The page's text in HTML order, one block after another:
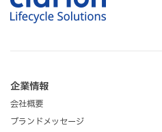
企業情報
会社概要
ブランドメッセージ